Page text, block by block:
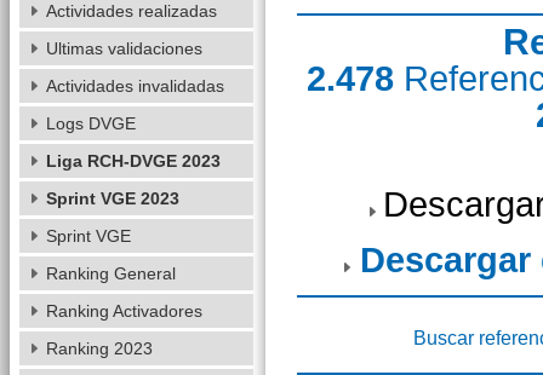
2.478
Descargar
Buscar
Actividades realizadas
Ultimas validaciones
Actividades invalidadas
Logs DVGE
Liga RCH-DVGE 2023
Sprint VGE 2023
Sprint VGE
Ranking General
Ranking Activadores
Ranking 2023